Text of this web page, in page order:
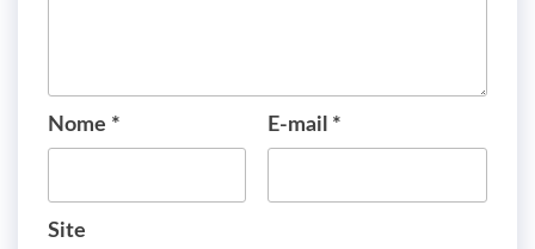
Nome * E-mail *
Site